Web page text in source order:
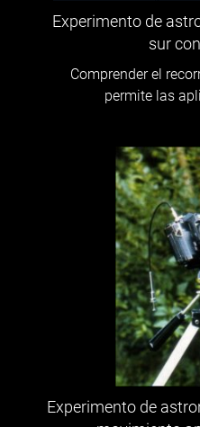
Experimento de
sur
Comprender el
permite las
Experimento de